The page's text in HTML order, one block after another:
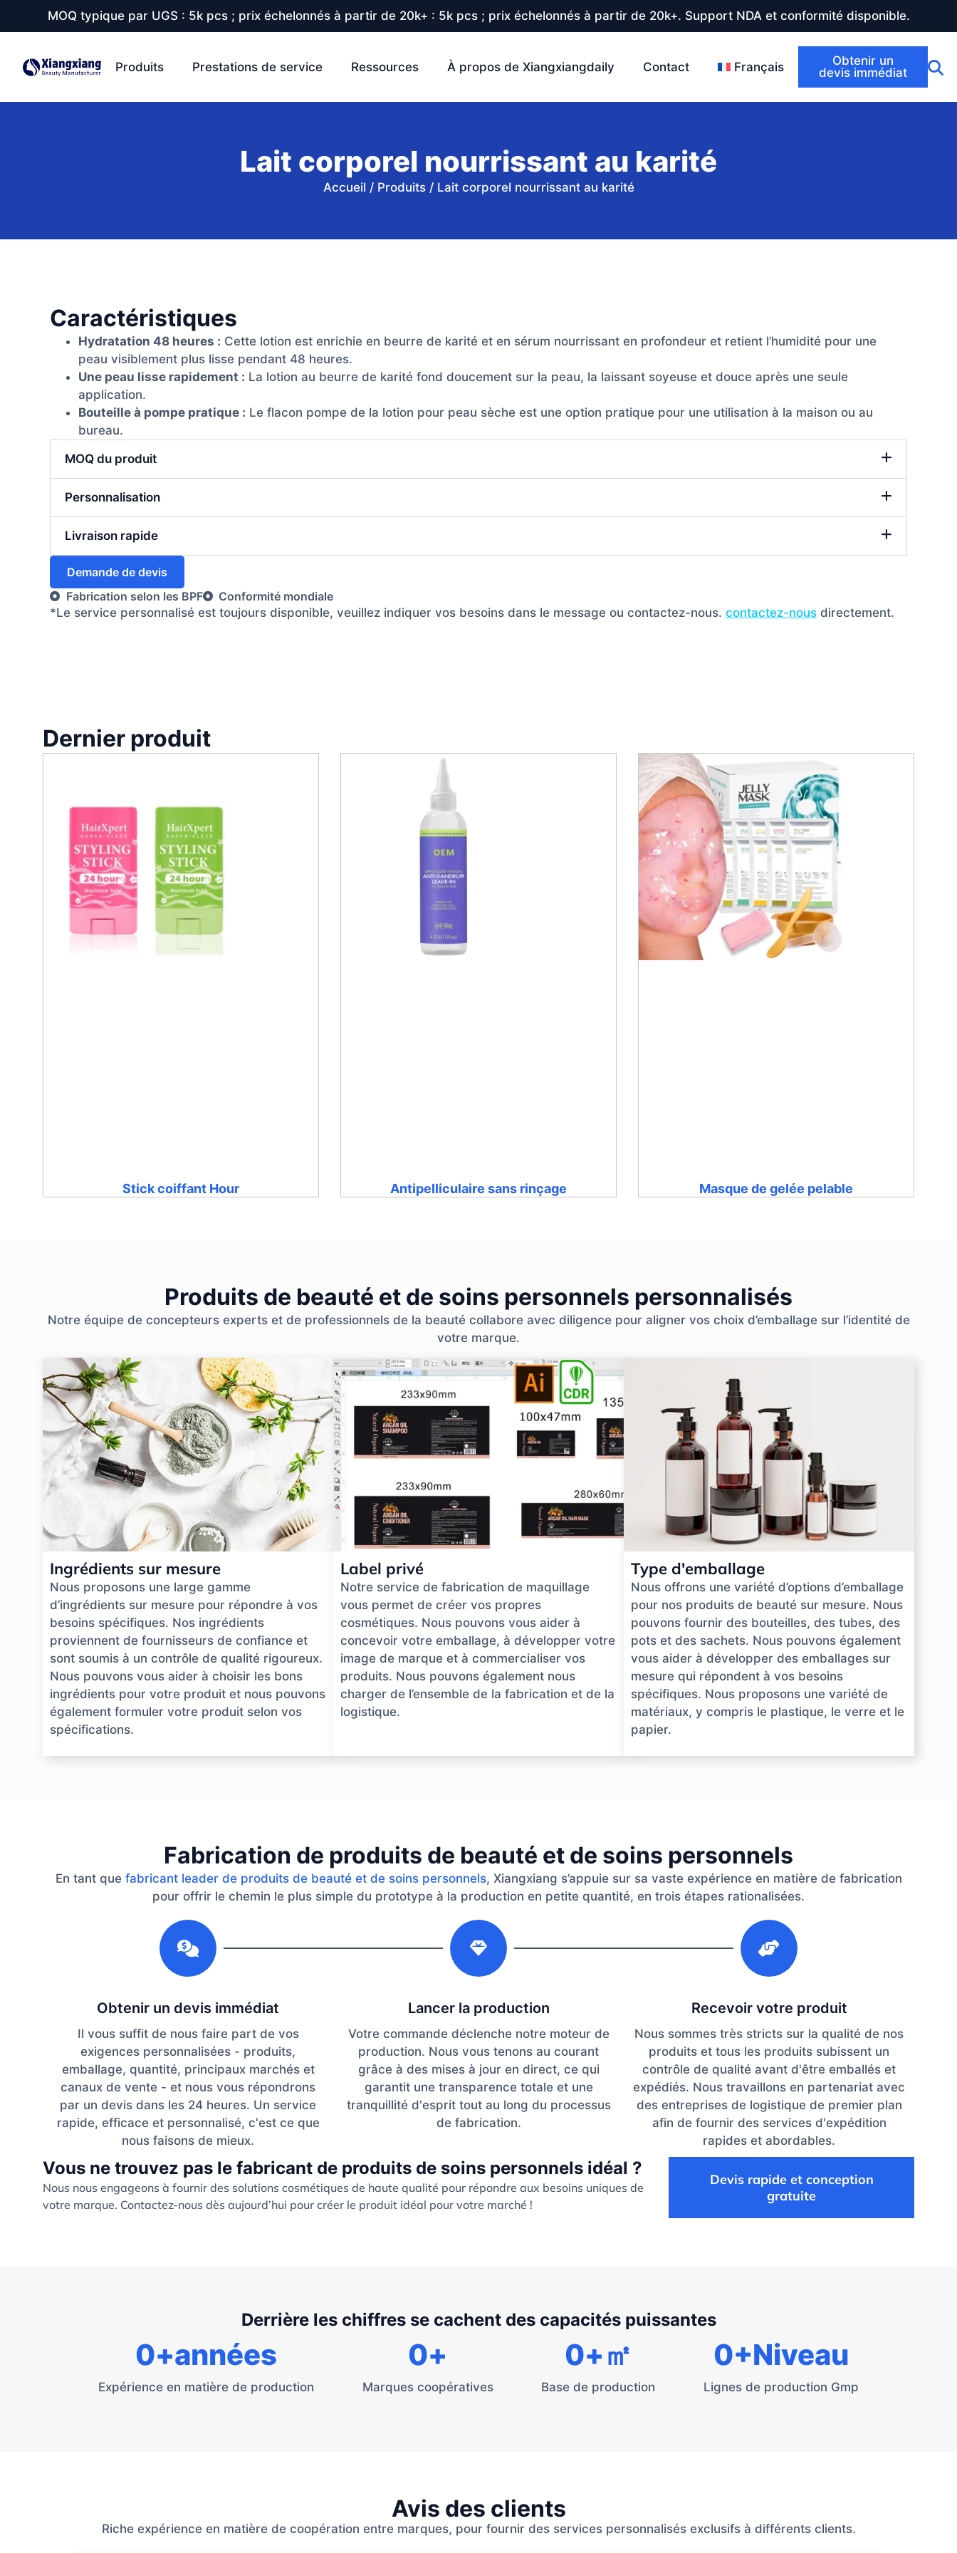
MOQ typique par UGS : 5k pcs ; prix échelonnés à partir de 20k+ : 5k pcs ; prix échelonnés à partir de 20k+. Support NDA et conformité disponible.
Produits Prestations de service Ressources À propos de Xiangxiangdaily Contact Français
Obtenir un
devis immédiat
Lait corporel nourrissant au karité
Accueil / Produits/ Lait corporel nourrissant au karité
Caractéristiques
Hydratation 48 heures : Cette lotion est enrichie en beurre de karité et en sérum nourrissant en profondeur et retient l’humidité pour une
peau visiblement plus lisse pendant 48 heures.
Une peau lisse rapidement : La lotion au beurre de karité fond doucement sur la peau, la laissant soyeuse et douce après une seule
application.
Bouteille à pompe pratique : Le flacon pompe de la lotion pour peau sèche est une option pratique pour une utilisation à la maison ou au
bureau.
MOQ du produit
Personnalisation
Livraison rapide
Demande de devis
Fabrication selon les BPF
Conformité mondiale
*Le service personnalisé est toujours disponible, veuillez indiquer vos besoins dans le message ou contactez-nous. contactez-nous directement.
Dernier produit
Stick coiffant Hour Antipelliculaire sans rinçage Masque de gelée pelable
Produits de beauté et de soins personnels personnalisés
Notre équipe de concepteurs experts et de professionnels de la beauté collabore avec diligence pour aligner vos choix d’emballage sur l’identité de
votre marque.
Ingrédients sur mesure
Nous proposons une large gamme
d’ingrédients sur mesure pour répondre à vos
besoins spécifiques. Nos ingrédients
proviennent de fournisseurs de confiance et
sont soumis à un contrôle de qualité rigoureux.
Nous pouvons vous aider à choisir les bons
ingrédients pour votre produit et nous pouvons
également formuler votre produit selon vos
spécifications.
Label privé
Notre service de fabrication de maquillage
vous permet de créer vos propres
cosmétiques. Nous pouvons vous aider à
concevoir votre emballage, à développer votre
image de marque et à commercialiser vos
produits. Nous pouvons également nous
charger de l’ensemble de la fabrication et de la
logistique.
Type d'emballage
Nous offrons une variété d’options d’emballage
pour nos produits de beauté sur mesure. Nous
pouvons fournir des bouteilles, des tubes, des
pots et des sachets. Nous pouvons également
vous aider à développer des emballages sur
mesure qui répondent à vos besoins
spécifiques. Nous proposons une variété de
matériaux, y compris le plastique, le verre et le
papier.
Fabrication de produits de beauté et de soins personnels
En tant que fabricant leader de produits de beauté et de soins personnels, Xiangxiang s’appuie sur sa vaste expérience en matière de fabrication
pour offrir le chemin le plus simple du prototype à la production en petite quantité, en trois étapes rationalisées.
Obtenir un devis immédiat
Il vous suffit de nous faire part de vos
exigences personnalisées - produits,
emballage, quantité, principaux marchés et
canaux de vente - et nous vous répondrons
par un devis dans les 24 heures. Un service
rapide, efficace et personnalisé, c'est ce que
nous faisons de mieux.
Lancer la production
Votre commande déclenche notre moteur de
production. Nous vous tenons au courant
grâce à des mises à jour en direct, ce qui
garantit une transparence totale et une
tranquillité d'esprit tout au long du processus
de fabrication.
Recevoir votre produit
Nous sommes très stricts sur la qualité de nos
produits et tous les produits subissent un
contrôle de qualité avant d'être emballés et
expédiés. Nous travaillons en partenariat avec
des entreprises de logistique de premier plan
afin de fournir des services d'expédition
rapides et abordables.
Vous ne trouvez pas le fabricant de produits de soins personnels idéal ?
Nous nous engageons à fournir des solutions cosmétiques de haute qualité pour répondre aux besoins uniques de
votre marque. Contactez-nous dès aujourd’hui pour créer le produit idéal pour votre marché !
Devis rapide et conception
gratuite
Derrière les chiffres se cachent des capacités puissantes
Expérience en matière de production
0+années
Marques coopératives
0+
Base de production
0+㎡
Lignes de production Gmp
0+Niveau
Avis des clients
Riche expérience en matière de coopération entre marques, pour fournir des services personnalisés exclusifs à différents clients.